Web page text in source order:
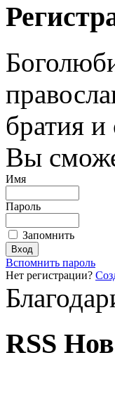
братия и
Вы
Имя
Пароль
Запомнить
Вспомнить пароль
Нет регистрации?
RSS